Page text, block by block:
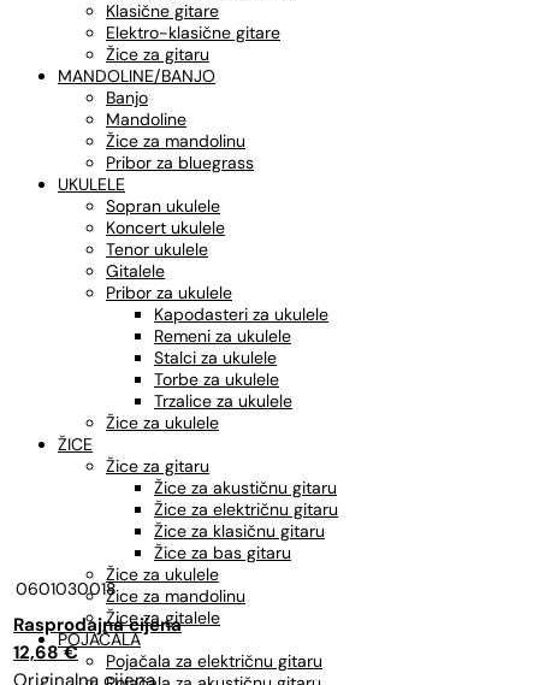
Klasične gitare
Elektro-klasične gitare
Žice za gitaru
MANDOLINE/BANJO
Banjo
Mandoline
Žice za mandolinu
Pribor za bluegrass
UKULELE
Sopran ukulele
Koncert ukulele
Tenor ukulele
Gitalele
Pribor za ukulele
Kapodasteri za ukulele
Remeni za ukulele
Stalci za ukulele
Torbe za ukulele
Trzalice za ukulele
Žice za ukulele
ŽICE
Žice za gitaru
Žice za akustičnu gitaru
Žice za električnu gitaru
Žice za klasičnu gitaru
Žice za bas gitaru
Žice za ukulele
Žice za mandolinu
Žice za gitalele
POJAČALA
Pojačala za električnu gitaru
0601030018
Izvorna
cijena
12,68€
Trenutna
cijena